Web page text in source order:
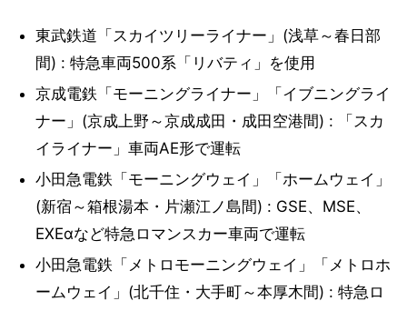
東武鉄道「スカイツリーライナー」(浅草～春日部
間) : 特急車両500系「リバティ」を使用
京成電鉄「モーニングライナー」「イブニングライ
ナー」(京成上野～京成成田・成田空港間) : 「スカ
イライナー」車両AE形で運転
小田急電鉄「モーニングウェイ」「ホームウェイ」
(新宿～箱根湯本・片瀬江ノ島間) : GSE、MSE、
EXEαなど特急ロマンスカー車両で運転
小田急電鉄「メトロモーニングウェイ」「メトロホ
ームウェイ」(北千住・大手町～本厚木間) : 特急ロ